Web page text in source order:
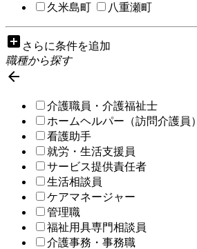
久米島町
八重瀬町
add_box さらに条件を追加
職種から探す

介護職員・介護福祉士
ホームヘルパー（訪問介護員）
看護助手
就労・生活支援員
サービス提供責任者
生活相談員
ケアマネージャー
管理職
福祉用具専門相談員
介護事務・事務職